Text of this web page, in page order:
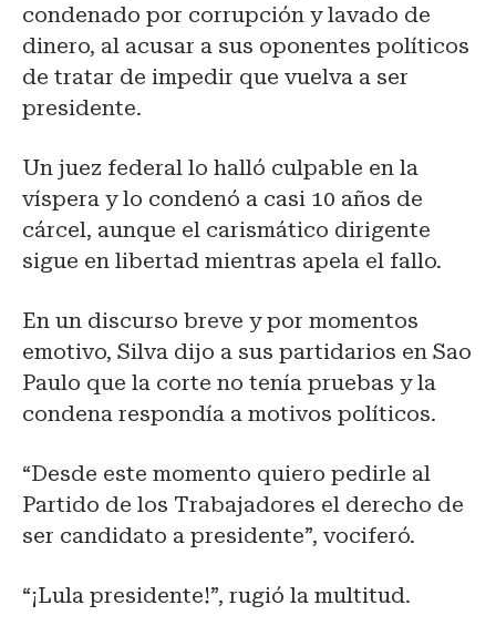
condenado por corrupción y lavado de
dinero, al acusar a sus oponentes políticos
de tratar de impedir que vuelva a ser
presidente.
Un juez federal lo halló culpable en la
víspera y lo condenó a casi 10 años de
cárcel, aunque el carismático dirigente
sigue en libertad mientras apela el fallo.
En un discurso breve y por momentos
emotivo, Silva dijo a sus partidarios en Sao
Paulo que la corte no tenía pruebas y la
condena respondía a motivos políticos.
“Desde este momento quiero pedirle al
Partido de los Trabajadores el derecho de
ser candidato a presidente”, vociferó.
“¡Lula presidente!”, rugió la multitud.